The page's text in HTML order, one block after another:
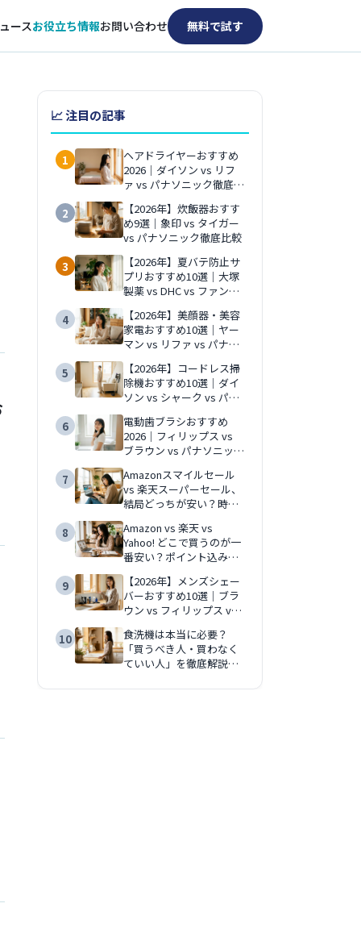
ースお役立ち情報お問い合わせ 無料で試す
📈 注目の記事
1
ヘアドライヤーおすすめ
2026｜ダイソン vs リフ
ァ vs パナソニック徹底比
2
【2026年】炊飯器おすす
め9選｜象印 vs タイガー
vs パナソニック徹底比較
3
【2026年】夏バテ防止サ
プリおすすめ10選｜大塚
製薬 vs DHC vs ファンケ
4
【2026年】美顔器・美容
家電おすすめ10選｜ヤー
マン vs リファ vs パナソ
5
【2026年】コードレス掃
除機おすすめ10選｜ダイ
ソン vs シャーク vs パナ
6
電動歯ブラシおすすめ
2026｜フィリップス vs
ブラウン vs パナソニック
7
Amazonスマイルセール
vs 楽天スーパーセール、
結局どっちが安い？時期
【2026年版】
8
Amazon vs 楽天 vs
Yahoo! どこで買うのが一
番安い？ポイント込みで
9
【2026年】メンズシェー
バーおすすめ10選｜ブラ
ウン vs フィリップス vs
10
食洗機は本当に必要？
「買うべき人・買わなく
ていい人」を徹底解説